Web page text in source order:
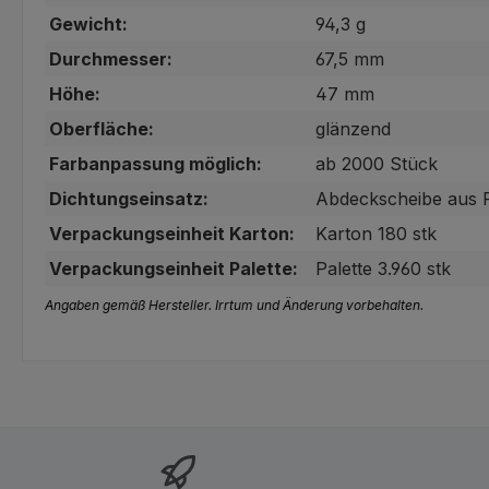
Gewicht:
94,3 g
Durchmesser:
67,5 mm
Höhe:
47 mm
Oberfläche:
glänzend
Farbanpassung möglich:
ab 2000 Stück
Dichtungseinsatz:
Abdeckscheibe aus
Verpackungseinheit Karton:
Karton 180 stk
Verpackungseinheit Palette:
Palette 3.960 stk
Angaben gemäß Hersteller. Irrtum und Änderung vorbehalten.